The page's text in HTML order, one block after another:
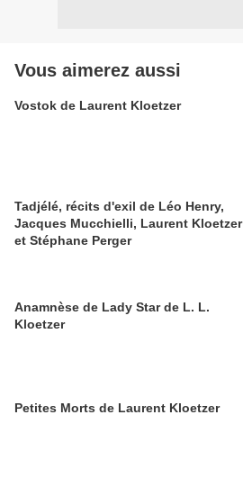
Vous aimerez aussi
Vostok de Laurent Kloetzer
Tadjélé, récits d'exil de Léo Henry,
Jacques Mucchielli, Laurent Kloetzer
et Stéphane Perger
Anamnèse de Lady Star de L. L.
Kloetzer
Petites Morts de Laurent Kloetzer